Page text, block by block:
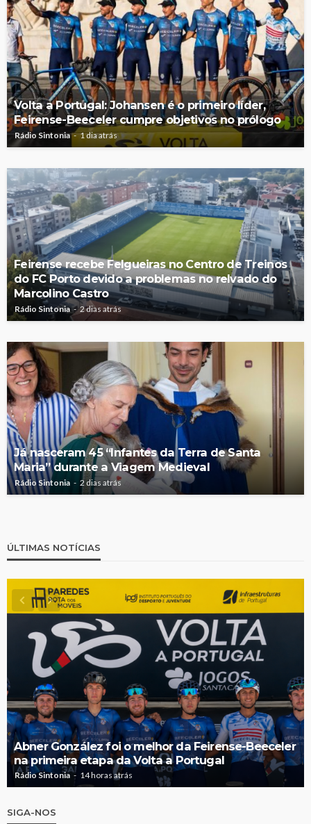
Volta a Portugal: Johansen é o primeiro líder,
Feirense-Beeceler cumpre objetivos no prólogo
Rádio Sintonia 1 dia atrás
Feirense recebe Felgueiras no Centro de Treinos
do FC Porto devido a problemas no relvado do
Marcolino Castro
Rádio Sintonia 2 dias atrás
Já nasceram 45 “Infantes da Terra de Santa
Maria” durante a Viagem Medieval
Rádio Sintonia 2 dias atrás
ÚLTIMAS NOTÍCIAS
Abner González foi o melhor da Feirense-Beeceler
na primeira etapa da Volta a Portugal
Rádio Sintonia 14 horas atrás
SIGA-NOS